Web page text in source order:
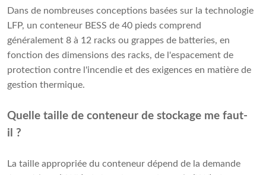
Dans de nombreuses conceptions basées sur la technologie
LFP, un conteneur BESS de 40 pieds comprend
généralement 8 à 12 racks ou grappes de batteries, en
fonction des dimensions des racks, de l'espacement de
protection contre l'incendie et des exigences en matière de
gestion thermique.
Quelle taille de conteneur de stockage me faut-
il ?
La taille appropriée du conteneur dépend de la demande